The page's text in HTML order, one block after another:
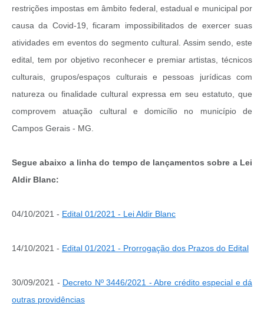
restrições impostas em âmbito federal, estadual e municipal por
causa da Covid-19, ficaram impossibilitados de exercer suas
atividades em eventos do segmento cultural. Assim sendo, este
edital, tem por objetivo reconhecer e premiar artistas, técnicos
culturais, grupos/espaços culturais e pessoas jurídicas com
natureza ou finalidade cultural expressa em seu estatuto, que
comprovem atuação cultural e domicílio no município de
Campos Gerais - MG.
Segue abaixo a linha do tempo de lançamentos sobre a Lei
Aldir Blanc:
04/10/2021 - Edital 01/2021 - Lei Aldir Blanc
14/10/2021 - Edital 01/2021 - Prorrogação dos Prazos do Edital
30/09/2021 - Decreto Nº 3446/2021 - Abre crédito especial e dá
outras providências